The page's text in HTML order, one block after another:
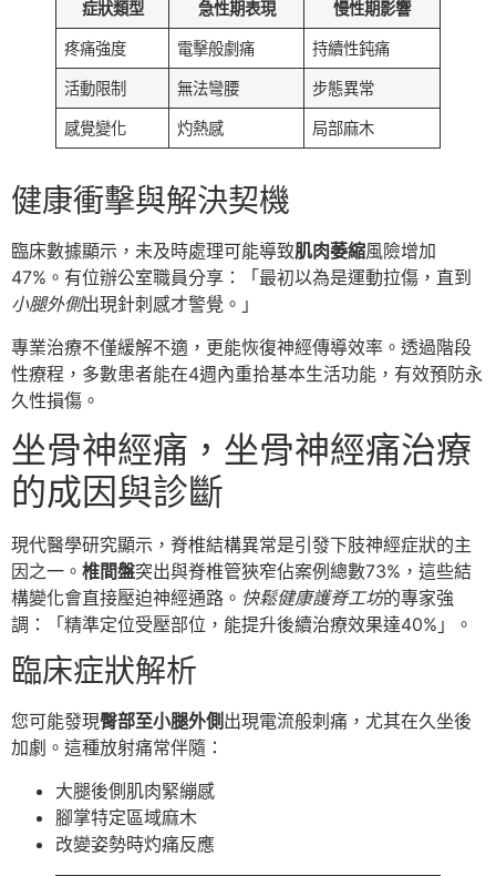
症狀類型 急性期表現 慢性期影響
疼痛強度 電擊般劇痛 持續性鈍痛
活動限制 無法彎腰 步態異常
感覺變化 灼熱感 局部麻木
健康衝擊與解決契機
臨床數據顯示，未及時處理可能導致肌肉萎縮風險增加
47%。有位辦公室職員分享：「最初以為是運動拉傷，直到
小腿外側出現針刺感才警覺。」
專業治療不僅緩解不適，更能恢復神經傳導效率。透過階段
性療程，多數患者能在4週內重拾基本生活功能，有效預防永
久性損傷。
坐骨神經痛，坐骨神經痛治療
的成因與診斷
現代醫學研究顯示，脊椎結構異常是引發下肢神經症狀的主
因之一。 椎間盤突出與脊椎管狹窄佔案例總數73%，這些結
構變化會直接壓迫神經通路。 快鬆健康護脊工坊的專家強
調：「精準定位受壓部位，能提升後續治療效果達40%」。
臨床症狀解析
您可能發現臀部至小腿外側 出現電流般刺痛，尤其在久坐後
加劇。這種放射痛常伴隨：
大腿後側肌肉緊繃感
腳掌特定區域麻木
改變姿勢時灼痛反應